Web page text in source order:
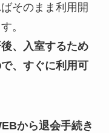
そのまま利用開
。
、入室するため
、すぐに利用可
から退会手続き